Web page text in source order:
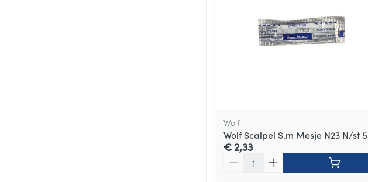
Wolf
Wolf Scalpel S.m Mesje N23 N/st 5
€ 2,33